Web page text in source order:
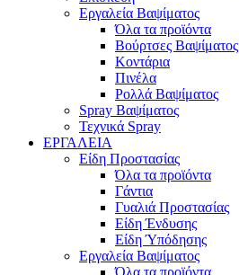
Εργαλεία Βαψίματος
Όλα τα προϊόντα
Βούρτσες Βαψίματος
Κοντάρια
Πινέλα
Ρολλά Βαψίματος
Spray Βαψίματος
Τεχνικά Spray
ΕΡΓΑΛΕΙΑ
Είδη Προστασίας
Όλα τα προϊόντα
Γάντια
Γυαλιά Προστασίας
Είδη Ένδυσης
Είδη Ύπόδησης
Εργαλεία Βαψίματος
Όλα τα προϊόντα